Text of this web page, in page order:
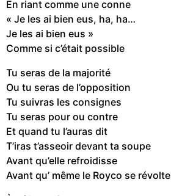
En riant comme une conne
« Je les ai bien eus, ha, ha…
Je les ai bien eus »
Comme si c’était possible
Tu seras de la majorité
Ou tu seras de l’opposition
Tu suivras les consignes
Tu seras pour ou contre
Et quand tu l’auras dit
T’iras t’asseoir devant ta soupe
Avant qu’elle refroidisse
Avant qu’ même le Royco se révolte